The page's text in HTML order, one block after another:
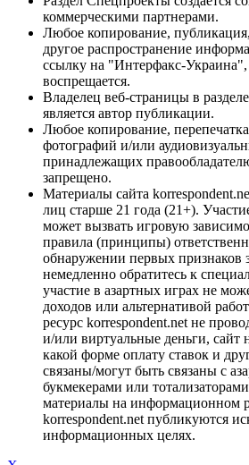
коммерческими партнерами.
Любое копирование,
другое распространение
ссылку на "Интерфакс-Украина",
воспрещается.
Владелец веб-страницы в
является автор публикации.
Любое копирование,
фотографий и/или
принадлежащих
запрещено.
Материалы сайта
лиц старше 21 года (21+).
может вызвать игровую
правила (принципы)
обнаружении первых признаков
немедленно обратитесь к
участие в азартных играх не
доходов или альтернативой
ресурс korrespondent.net не
и/или виртуальные деньги, сайт
какой форме оплату ставок и
связаны/могут быть связаны с
букмекерами или
материалы на информационном
korrespondent.net публикуются
информационных целях.